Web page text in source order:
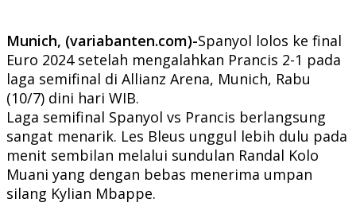
Munich, (variabanten.com)-Spanyol lolos ke final
Euro 2024 setelah mengalahkan Prancis 2-1 pada
laga semifinal di Allianz Arena, Munich, Rabu
(10/7) dini hari WIB.
Laga semifinal Spanyol vs Prancis berlangsung
sangat menarik. Les Bleus unggul lebih dulu pada
menit sembilan melalui sundulan Randal Kolo
Muani yang dengan bebas menerima umpan
silang Kylian Mbappe.